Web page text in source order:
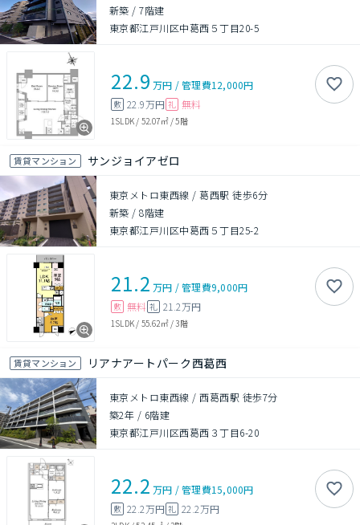
新築 /7階建
東京都江戸川区中葛西５丁目20-5
22.9 万円 /管理費12,000円
敷 22.9万円 礼 無料
1SLDK / 52.07㎡/5階
賃貸マンション サンジョイアゼロ
東京メトロ東西線 / 葛西駅 徒歩6分
新築 /8階建
東京都江戸川区中葛西５丁目25-2
21.2 万円 /管理費9,000円
敷 無料 礼 21.2万円
1SLDK / 55.62㎡/3階
賃貸マンション リアナアートパーク西葛西
東京メトロ東西線 / 西葛西駅 徒歩7分
築2年 / 6階建
東京都江戸川区西葛西３丁目6-20
22.2 万円 /管理費15,000円
敷 22.2万円 礼 22.2万円